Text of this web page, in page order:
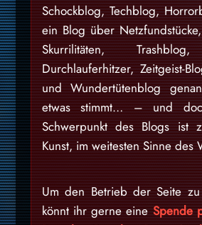
Schockblog, Techblog,
ein Blog über
Skurrilitäten,
Durchlauferhitzer, Zeitgeist-
und Wundertütenblog
etwas stimmt… – und
Schwerpunkt des Blogs ist
Kunst, im weitesten Sinne des
Um den Betrieb der Seite
könnt ihr gerne eineSpende